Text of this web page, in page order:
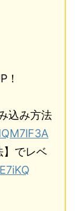
！
込み方法
】でレベ